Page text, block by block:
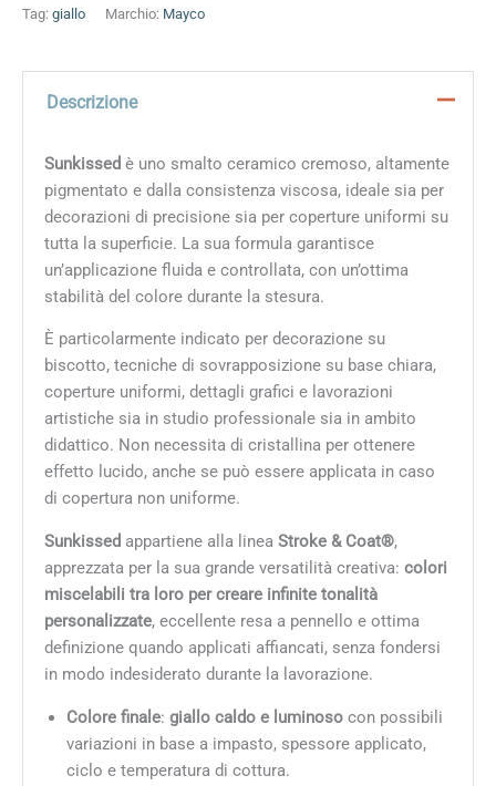
Tag: giallo Marchio: Mayco
Descrizione
Sunkissed è uno smalto ceramico cremoso, altamente
pigmentato e dalla consistenza viscosa, ideale sia per
decorazioni di precisione sia per coperture uniformi su
tutta la superficie. La sua formula garantisce
un’applicazione fluida e controllata, con un’ottima
stabilità del colore durante la stesura.
È particolarmente indicato per decorazione su
biscotto, tecniche di sovrapposizione su base chiara,
coperture uniformi, dettagli grafici e lavorazioni
artistiche sia in studio professionale sia in ambito
didattico. Non necessita di cristallina per ottenere
effetto lucido, anche se può essere applicata in caso
di copertura non uniforme.
Sunkissed appartiene alla linea Stroke & Coat®,
apprezzata per la sua grande versatilità creativa: colori
miscelabili tra loro per creare infinite tonalità
personalizzate, eccellente resa a pennello e ottima
definizione quando applicati affiancati, senza fondersi
in modo indesiderato durante la lavorazione.
Colore finale: giallo caldo e luminosocon possibili
variazioni in base a impasto, spessore applicato,
ciclo e temperatura di cottura.